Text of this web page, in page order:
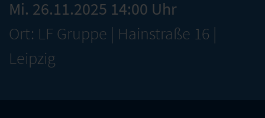
Mi. 26.11.2025 14:00 Uhr
Ort: LF Gruppe | Hainstraße 16 |
Leipzig